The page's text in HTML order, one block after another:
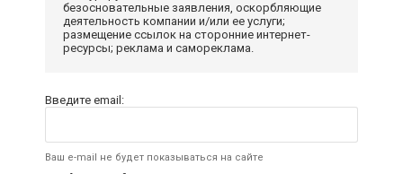
безосновательные заявления, оскорбляющие
деятельность компании и/или ее услуги;
размещение ссылок на сторонние интернет-
ресурсы; реклама и самореклама.
Введите email:
Ваш e-mail не будет показываться на сайте